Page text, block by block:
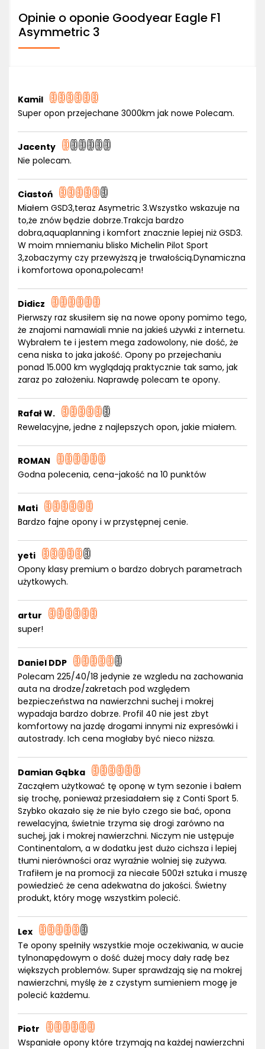
Opinie o oponie Goodyear Eagle F1
Asymmetric 3
Kamil
Super opon przejechane 3000km jak nowe Polecam.
Jacenty
Nie polecam.
Ciastoń
Miałem GSD3,teraz Asymetric 3.Wszystko wskazuje na
to,że znów będzie dobrze.Trakcja bardzo
dobra,aquaplanning i komfort znacznie lepiej niż GSD3.
W moim mniemaniu blisko Michelin Pilot Sport
3,zobaczymy czy przewyższą je trwałością.Dynamiczna
i komfortowa opona,polecam!
Didicz
Pierwszy raz skusiłem się na nowe opony pomimo tego,
że znajomi namawiali mnie na jakieś używki z internetu.
Wybrałem te i jestem mega zadowolony, nie dość, że
cena niska to jaka jakość. Opony po przejechaniu
ponad 15.000 km wyglądają praktycznie tak samo, jak
zaraz po założeniu. Naprawdę polecam te opony.
Rafał W.
Rewelacyjne, jedne z najlepszych opon, jakie miałem.
ROMAN
Godna polecenia, cena-jakość na 10 punktów
Mati
Bardzo fajne opony i w przystępnej cenie.
yeti
Opony klasy premium o bardzo dobrych parametrach
użytkowych.
artur
super!
Daniel DDP
Polecam 225/40/18 jedynie ze wzgledu na zachowania
auta na drodze/zakretach pod względem
bezpieczeństwa na nawierzchni suchej i mokrej
wypadaja bardzo dobrze. Profil 40 nie jest zbyt
komfortowy na jazdę drogami innymi niz expresówki i
autostrady. Ich cena mogłaby być nieco niższa.
Damian Gąbka
Zacząłem użytkować tę oponę w tym sezonie i bałem
się trochę, ponieważ przesiadałem się z Conti Sport 5.
Szybko okazało się że nie było czego sie bać, opona
rewelacyjna, świetnie trzyma się drogi zarówno na
suchej, jak i mokrej nawierzchni. Niczym nie ustępuje
Continentalom, a w dodatku jest dużo cichsza i lepiej
tłumi nierówności oraz wyraźnie wolniej się zużywa.
Trafiłem je na promocji za niecałe 500zł sztuka i muszę
powiedzieć że cena adekwatna do jakości. Świetny
produkt, który mogę wszystkim polecić.
Lex
Te opony spełniły wszystkie moje oczekiwania, w aucie
tylnonapędowym o dość dużej mocy dały radę bez
większych problemów. Super sprawdzają się na mokrej
nawierzchni, myślę że z czystym sumieniem mogę je
polecić każdemu.
Piotr
Wspaniałe opony które trzymają na każdej nawierzchni